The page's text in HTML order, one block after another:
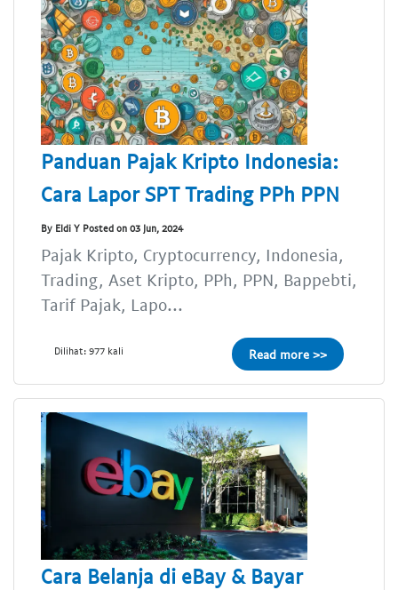
Panduan Pajak Kripto Indonesia:
Cara Lapor SPT Trading PPh PPN
By Eldi Y Posted on 03 Jun, 2024
Pajak Kripto, Cryptocurrency, Indonesia,
Trading, Aset Kripto, PPh, PPN, Bappebti,
Tarif Pajak, Lapo...
Dilihat: 977 kali Read more >>
Cara Belanja di eBay & Bayar